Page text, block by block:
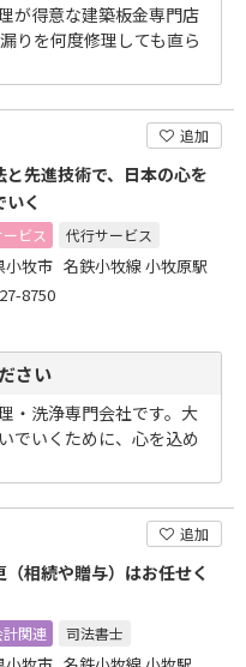
が得意な建築板金専門店
りを何度修理しても直ら
追加
と先進技術で、日本の心を
いく
ビス 代行サービス
小牧市 名鉄小牧線 小牧原駅
8750
さい
・洗浄専門会社です。大
でいくために、心を込め
追加
（相続や贈与）はお任せく
計関連 司法書士